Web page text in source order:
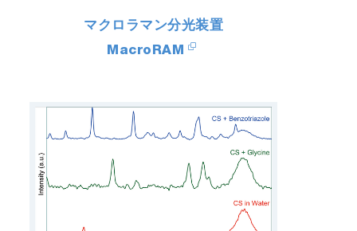
マクロラマン分光装置
MacroRAM